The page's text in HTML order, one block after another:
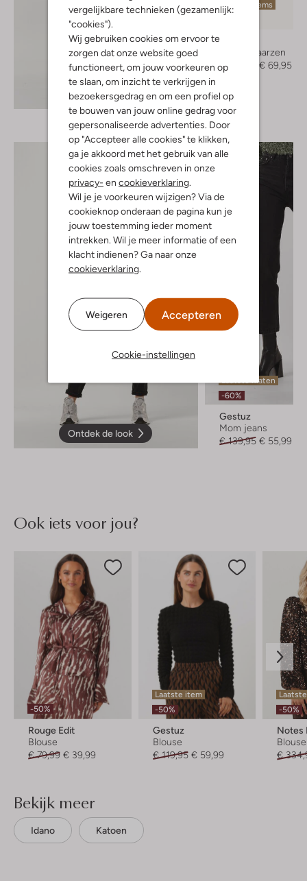
vergelijkbare technieken (gezamenlijk:
"cookies").
Wij gebruiken cookies om ervoor te
zorgen dat onze website goed
functioneert, om jouw voorkeuren op
te slaan, om inzicht te verkrijgen in
bezoekersgedrag en om een profiel op
te bouwen van jouw online gedrag voor
gepersonaliseerde advertenties. Door
op "Accepteer alle cookies" te klikken,
ga je akkoord met het gebruik van alle
cookies zoals omschreven in onze
privacy- en cookieverklaring.
Wil je je voorkeuren wijzigen? Via de
cookieknop onderaan de pagina kun je
jouw toestemming ieder moment
intrekken. Wil je meer informatie of een
klacht indienen? Ga naar onze
cookieverklaring.
Weigeren Accepteren
Cookie-instellingen
Ontdek de look
Laatste items
Omoda
Cowboylaarzen
€ 139,95
€ 69,95
Ontdek de look
Laatste maten
-60%
Gestuz
Mom jeans
€ 139,95 € 55,99
Ook iets voor jou?
-50%
Rouge Edit
Blouse
€ 79,99 € 39,99
Laatste item
-50%
Gestuz
Blouse
€ 119,95 € 59,99
-50%
Notes
Blouse
€
Bekijk meer
Idano Katoen